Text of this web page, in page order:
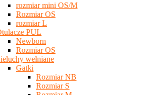
rozmiar mini OS/M
Rozmiar OS
rozmiar L
PUL
Newborn
Rozmiar OS
wełniane
Gatki
Rozmiar NB
Rozmiar S